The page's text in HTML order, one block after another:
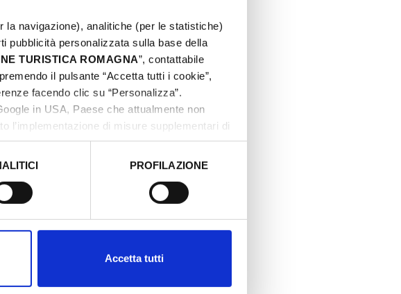
navigazione), analitiche (per le statistiche)
pubblicità personalizzata sulla base della
TURISTICA ROMAGNA”, contattabile
il pulsante “Accetta tutti i cookie”,
facendo clic su “Personalizza”.
in USA, Paese che attualmente non
l’implementazione di misure supplementari di
PROFILAZIONE
Accetta tutti
IN THE CONCA AND
VALLEYS, HUNTING FOR